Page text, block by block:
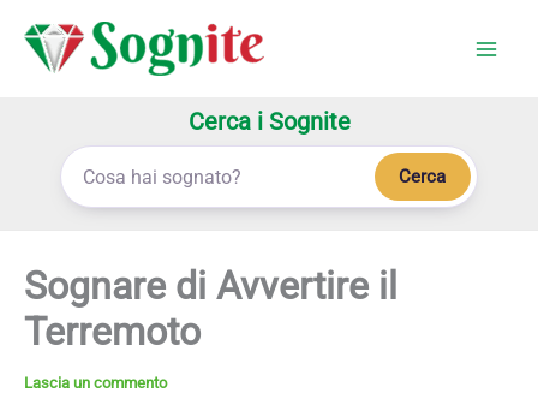
Cerca i Sognite
Cerca
Sognare di Avvertire il
Terremoto
Lascia un commento